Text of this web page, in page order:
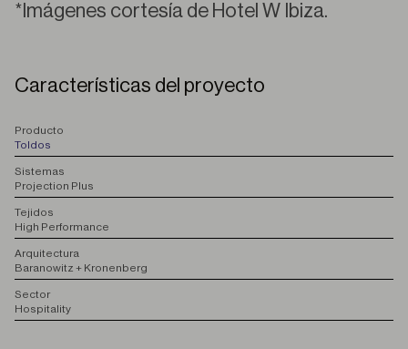
*Imágenes cortesía de Hotel W Ibiza.
Características del proyecto
Producto
Toldos
Sistemas
Projection Plus
Tejidos
High Performance
Arquitectura
Baranowitz + Kronenberg
Sector
Hospitality